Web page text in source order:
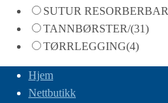
SUTUR RESORBERBAR
TANNBØRSTER/(31)
TØRRLEGGING(4)
Hjem
Nettbutikk